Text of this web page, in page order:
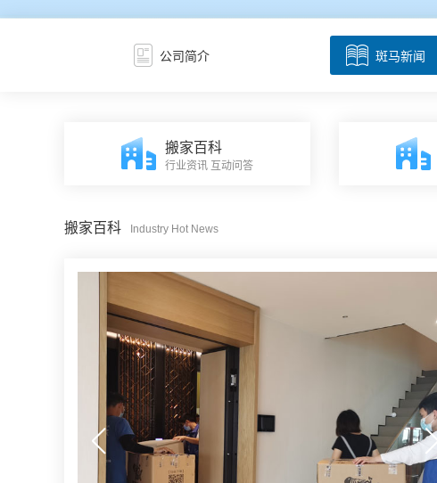
公司简介 斑马新闻
搬家百科
行业资讯 互动问答
搬家百科 Industry Hot News